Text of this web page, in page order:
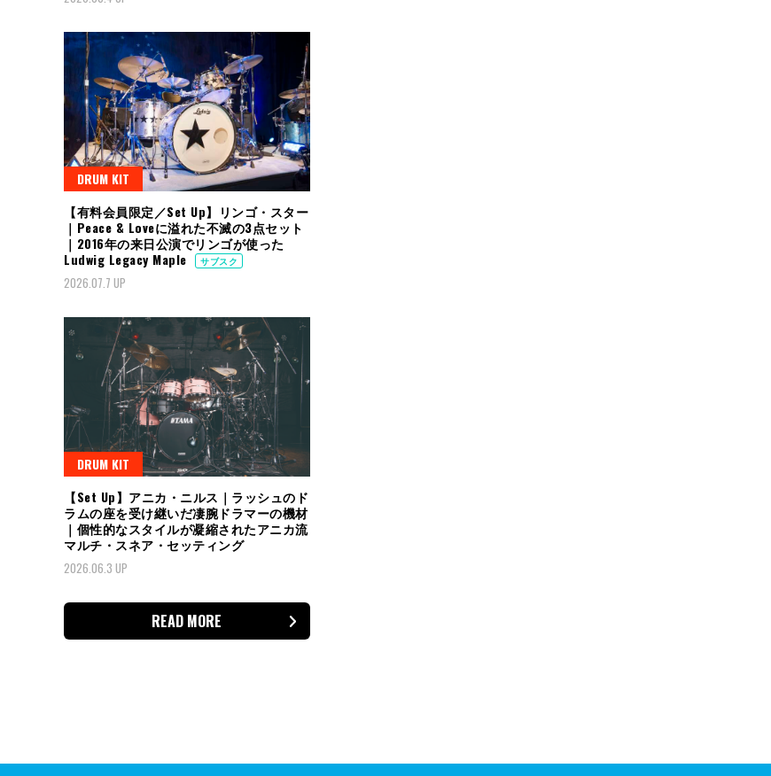
DRUM KIT
【有料会員限定／Set Up】リンゴ・スター
｜Peace & Loveに溢れた不滅の3点セット
｜2016年の来日公演でリンゴが使った
Ludwig Legacy Maple
サブスク
2026.07.7 UP
DRUM KIT
【Set Up】アニカ・ニルス｜ラッシュのド
ラムの座を受け継いだ凄腕ドラマーの機材
｜個性的なスタイルが凝縮されたアニカ流
マルチ・スネア・セッティング
2026.06.3 UP
READ MORE